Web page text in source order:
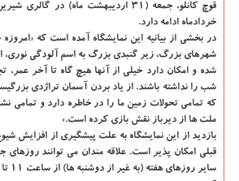
خردادماه ادامه دارد.
در بخشی از بیانیه این نمایشگاه آمده است که
شهرهای بزرگ، زیر گنبدی بزرگ به اسم آلودگی نوری،
شده­ و امکان دارد خیلی از آنها هیچ گاه تا آخر عمر،
شب را نداشته باشند. از یاد بردن آسمان تراژدی
که تمامی تحولات زمین ما را در خاطره دارد و تمامی
ملت ها از دیرباز نقش بازی کرده است.»
بازدید از این نمایشگاه به علت پیشگیری از افزایش